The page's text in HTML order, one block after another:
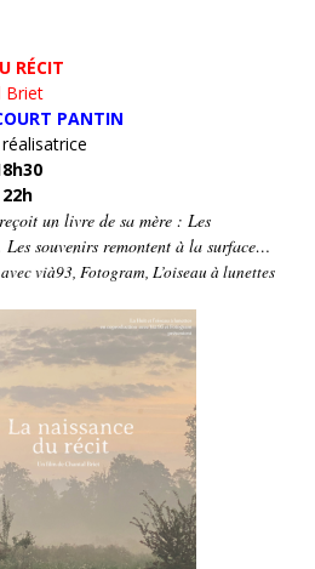
RÉCIT
Briet
PANTIN
un livre de sa mère : Les
Les souvenirs remontent à la surface…
vià93, Fotogram, L’oiseau à lunettes